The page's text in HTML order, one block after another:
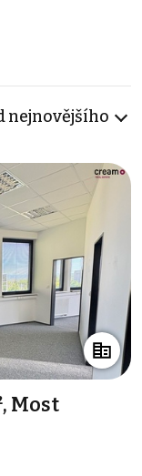
nejnovějšího
Most